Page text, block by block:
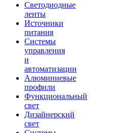
Светодиодные
ленты
Источники
питания
Системы
управления
и
автоматизации
Алюминиевые
профили
Функциональный
свет
Дизайнерский
свет